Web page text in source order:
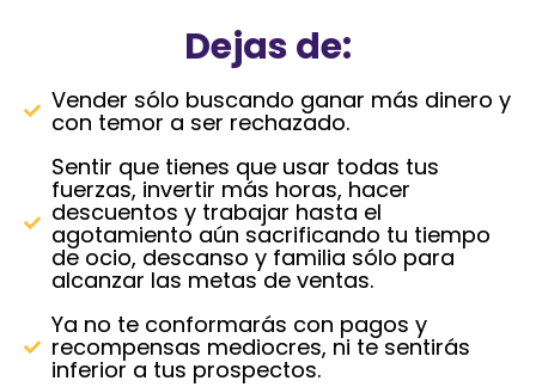
Dejas de:
Vender sólo buscando ganar más dinero y
con temor a ser rechazado.
Sentir que tienes que usar todas tus
fuerzas, invertir más horas, hacer
descuentos y trabajar hasta el
agotamiento aún sacrificando tu tiempo
de ocio, descanso y familia sólo para
alcanzar las metas de ventas.
Ya no te conformarás con pagos y
recompensas mediocres, ni te sentirás
inferior a tus prospectos.